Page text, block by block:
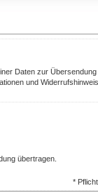
Daten zur Übersendung
und
übertragen.
*